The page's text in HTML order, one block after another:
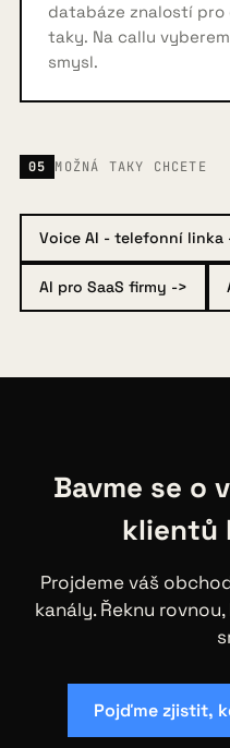
databáze znalostí
taky. Na callu
smysl.
05 MOŽNÁ TAKY CHCETE
Voice AI - telefonní linka
AI pro SaaS firmy ->
Bavme se o
klientů
Projdeme váš
kanály. Řeknu
Pojďme zjistit,